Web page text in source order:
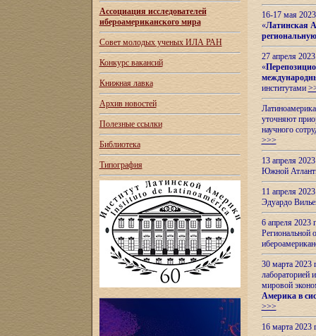
Ассоциация исследователей
ибероамериканского мира
Совет молодых ученых ИЛА РАН
Конкурс вакансий
Книжная лавка
Архив новостей
Полезные ссылки
Библиотека
Типография
16-17 мая
«Латинская
27 апреля
«
институтами
уточняют
научного
>>>
13 апреля
Южной
11 апреля
Эдуардо
6 апреля
Региональной
30 марта 2023
лабораторией
мировой
Америка в
>>>
16 марта 2023